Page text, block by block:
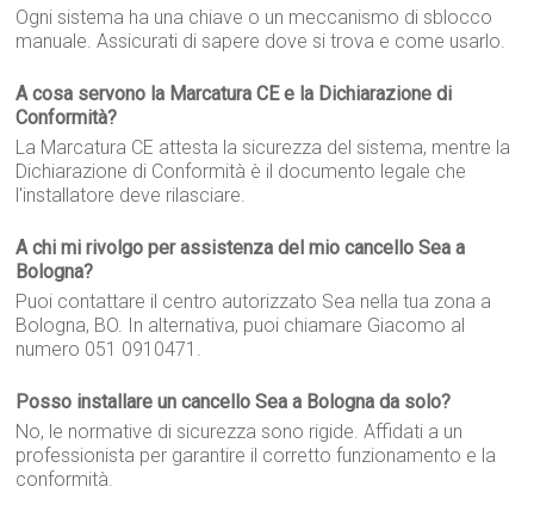
Ogni sistema ha una chiave o un meccanismo di sblocco
manuale. Assicurati di sapere dove si trova e come usarlo.
A cosa servono la Marcatura CE e la Dichiarazione di
Conformità?
La Marcatura CE attesta la sicurezza del sistema, mentre la
Dichiarazione di Conformità è il documento legale che
l'installatore deve rilasciare.
A chi mi rivolgo per assistenza del mio cancello Sea a
Bologna?
Puoi contattare il centro autorizzato Sea nella tua zona a
Bologna, BO. In alternativa, puoi chiamare Giacomo al
numero 051 0910471.
Posso installare un cancello Sea a Bologna da solo?
No, le normative di sicurezza sono rigide. Affidati a un
professionista per garantire il corretto funzionamento e la
conformità.